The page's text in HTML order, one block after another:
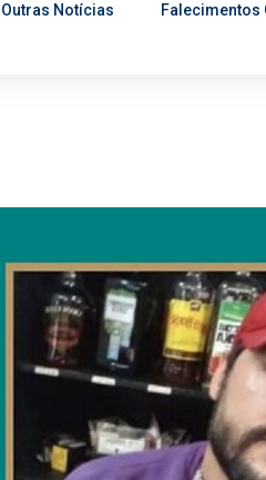
Outras Notícias Falecimentos